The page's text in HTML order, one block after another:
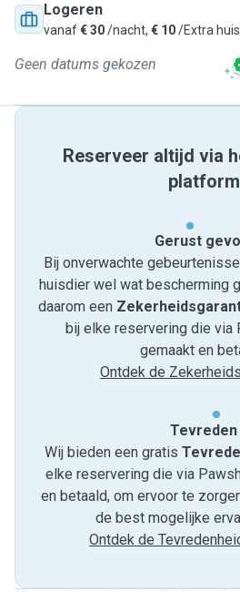
Logeren
vanaf€ 30/nacht, € 10/Extra
Geen datums gekozen
Reserveer altijd via
platform
Gerust
Bij onverwachte
huisdier wel wat bescherming
daarom een
bij elke reservering die via
gemaakt en
Ontdek de
Tevreden
Wij bieden een gratis
elke reservering die via
en betaald, om ervoor te
de best mogelijke
Ontdek de